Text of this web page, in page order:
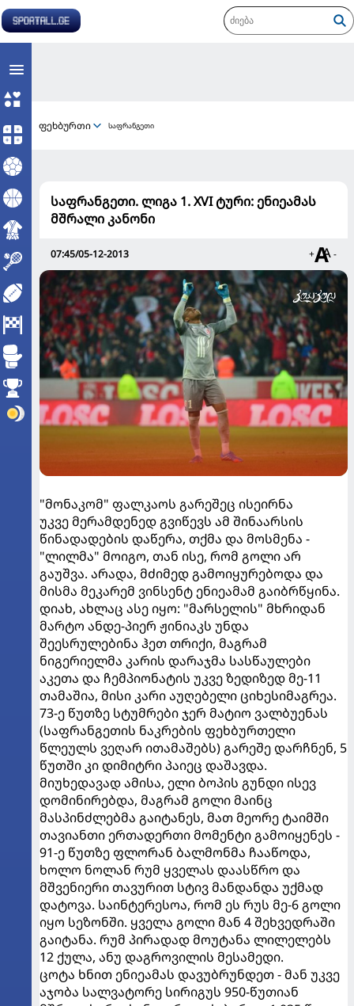
ფეხბურთი საფრანგეთი
საფრანგეთი. ლიგა 1. XVI ტური: ენიეამას
მშრალი კანონი
07:45/05-12-2013 + -
"მონაკომ" ფალკაოს გარეშეც ისეირნა
უკვე მერამდენედ გვიწევს ამ შინაარსის
წინადადების დაწერა, თქმა და მოსმენა -
"ლილმა" მოიგო, თან ისე, რომ გოლი არ
გაუშვა. არადა, მძიმედ გამოიყურებოდა და
მისმა მეკარემ ვინსენტ ენიეამამ გაიბრწყინა.
დიახ, ახლაც ასე იყო: "მარსელის" მხრიდან
მარტო ანდე-პიერ ჟინიაკს უნდა
შეესრულებინა ჰეთ თრიქი, მაგრამ
ნიგერიელმა კარის დარაჯმა სასწაულები
აკეთა და ჩემპიონატის უკვე ზედიზედ მე-11
თამაშია, მისი კარი აუღებელი ციხესიმაგრეა.
73-ე წუთზე სტუმრები ჯერ მატიო ვალბუენას
(საფრანგეთის ნაკრების ფეხბურთელი
წლეულს ვეღარ ითამაშებს) გარეშე დარჩნენ, 5
წუთში კი დიმიტრი პაიეც დაშავდა.
მიუხედავად ამისა, ელი ბოპის გუნდი ისევ
დომინირებდა, მაგრამ გოლი მაინც
მასპინძლებმა გაიტანეს, მათ მეორე ტაიმში
თავიანთი ერთადერთი მომენტი გამოიყენეს -
91-ე წუთზე ფლორან ბალმონმა ჩააწოდა,
ხოლო ნოლან რუმ ყველას დაასწრო და
მშვენიერი თავურით სტივ მანდანდა უქმად
დატოვა. საინტერესოა, რომ ეს რუს მე-6 გოლი
იყო სეზონში. ყველა გოლი მან 4 შეხვედრაში
გაიტანა. რუმ პირადად მოუტანა ლილელებს
12 ქულა, ანუ დაგროვილის მესამედი.
ცოტა ხნით ენიეამას დავუბრუნდეთ - მან უკვე
აჯობა სალვატორე სირიგუს 950-წუთიან